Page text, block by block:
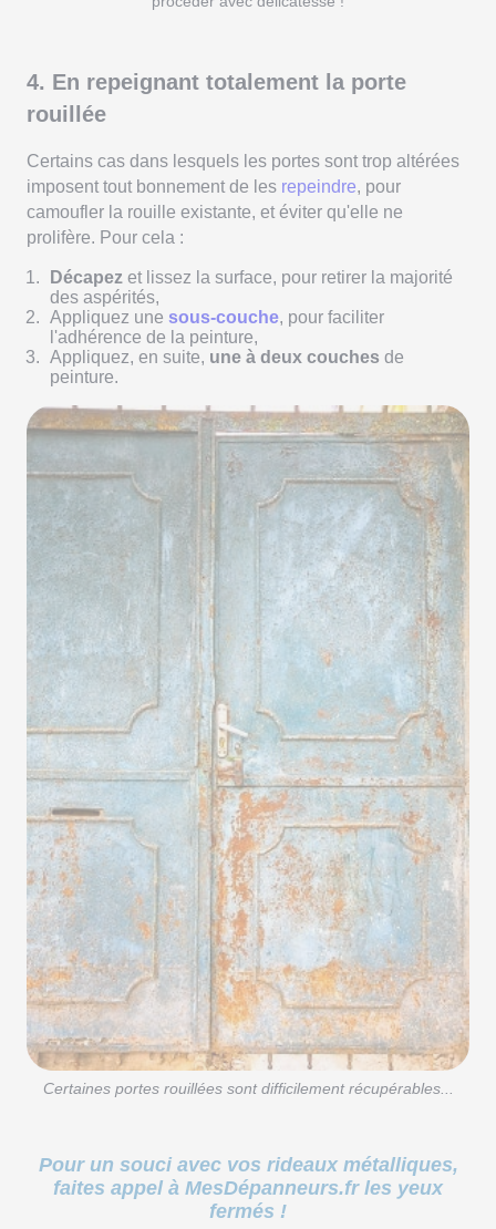
4. En repeignant totalement la porte
rouillée
Certains cas dans lesquels les portes sont trop altérées
imposent tout bonnement de les repeindre, pour
camoufler la rouille existante, et éviter qu'elle ne
prolifère. Pour cela :
Décapez et lissez la surface, pour retirer la majorité
des aspérités,
Appliquez une sous-couche, pour faciliter
l'adhérence de la peinture,
Appliquez, en suite, une à deux couches de
peinture.
Certaines portes rouillées sont difficilement récupérables...
Pour un souci avec vos rideaux métalliques,
faites appel à MesDépanneurs.fr les yeux
fermés !